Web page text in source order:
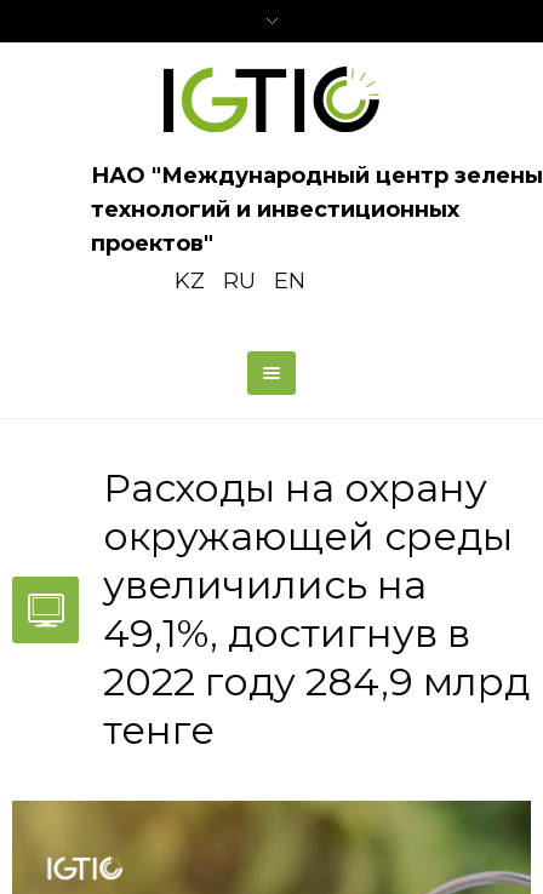
НАО "Международный центр
технологий и инвестиционных
проектов"
KZ
RU EN
Расходы на охрану
окружающей среды
увеличились на
49,1%, достигнув в
2022 году 284,9 млрд
тенге